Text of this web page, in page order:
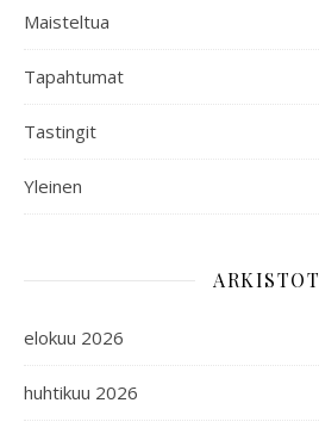
Maisteltua
Tapahtumat
Tastingit
Yleinen
ARKISTOT
elokuu 2026
huhtikuu 2026